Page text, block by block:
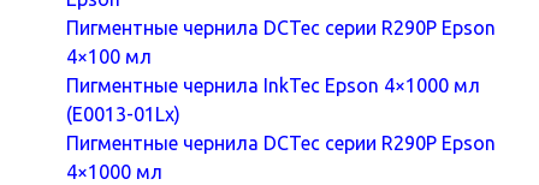
Пигментные чернила DCTec серии R290P Epson
4×100 мл
Пигментные чернила InkTec Epson 4×1000 мл
(E0013-01Lx)
Пигментные чернила DCTec серии R290P Epson
4×1000 мл